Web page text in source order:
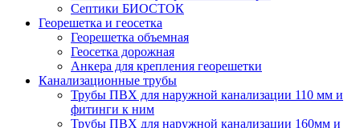
Септики БИОСТОК
Георешетка и геосетка
Георешетка объемная
Геосетка дорожная
Анкера для крепления георешетки
Канализационные трубы
Трубы ПВХ для наружной канализации 110 мм и
фитинги к ним
Трубы ПВХ для наружной канализации 160мм и